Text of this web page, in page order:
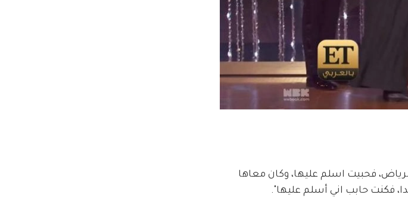
فحبيت اسلم عليها، وكان معاها
فكنت حابب اني أسلم عليها".